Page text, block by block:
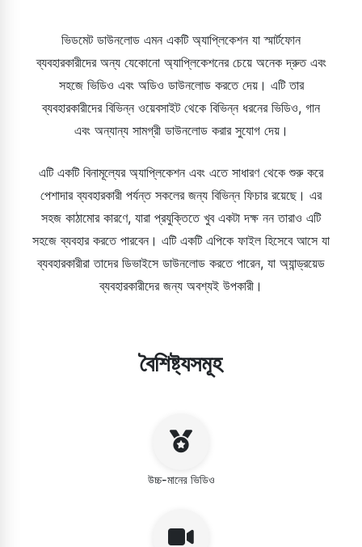
ভিডমেট ডাউনলোড এমন একটি অ্যাপ্লিকেশন যা স্মার্টফোন
ব্যবহারকারীদের অন্য যেকোনো অ্যাপ্লিকেশনের চেয়ে অনেক দ্রুত এবং
সহজে ভিডিও এবং অডিও ডাউনলোড করতে দেয়। এটি তার
ব্যবহারকারীদের বিভিন্ন ওয়েবসাইট থেকে বিভিন্ন ধরনের ভিডিও, গান
এবং অন্যান্য সামগ্রী ডাউনলোড করার সুযোগ দেয়।
এটি একটি বিনামূল্যের অ্যাপ্লিকেশন এবং এতে সাধারণ থেকে শুরু করে
পেশাদার ব্যবহারকারী পর্যন্ত সকলের জন্য বিভিন্ন ফিচার রয়েছে। এর
সহজ কাঠামোর কারণে, যারা প্রযুক্তিতে খুব একটা দক্ষ নন তারাও এটি
সহজে ব্যবহার করতে পারবেন। এটি একটি এপিকে ফাইল হিসেবে আসে যা
ব্যবহারকারীরা তাদের ডিভাইসে ডাউনলোড করতে পারেন, যা অ্যান্ড্রয়েড
ব্যবহারকারীদের জন্য অবশ্যই উপকারী।
বৈশিষ্ট্যসমূহ
উচ্চ-মানের ভিডিও